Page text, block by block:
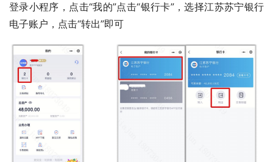
登录小程序，点击“我的”点击“银行卡”，选择江苏苏宁银行
电子账户，点击“转出”即可